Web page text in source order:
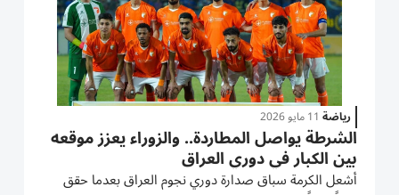
رياضة 11 مايو 2026
الشرطة يواصل المطاردة.. والزوراء يعزز موقعه
بين الكبار في دوري العراق
أشعل الكرمة سباق صدارة دوري نجوم العراق بعدما حقق